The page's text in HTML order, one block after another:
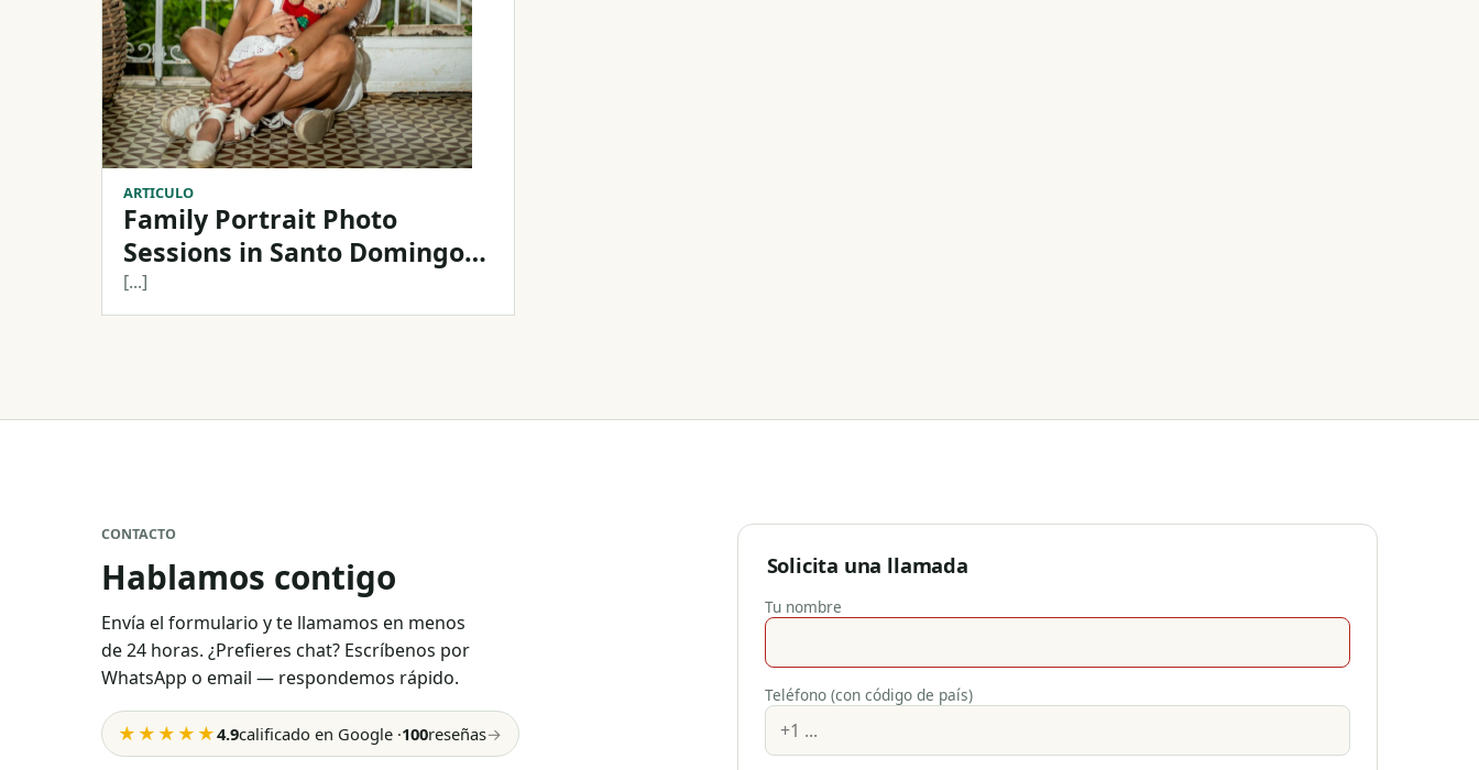
ARTICULO
Family Portrait Photo
Sessions in Santo Domingo,
Dominican Republic
[...]
CONTACTO
Hablamos contigo
Envía el formulario y te llamamos en menos
de 24 horas. ¿Prefieres chat? Escríbenos por
WhatsApp o email — respondemos rápido.
★★★★★4.9calificado en Google ·100reseñas→
Solicita una llamada
Tu nombre
Teléfono (con código de país)